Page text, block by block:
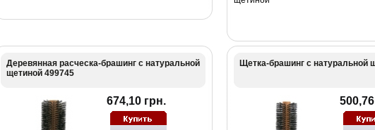
Деревянная расческа-брашинг с натуральной
щетиной 499745
674,10 грн.
Щетка-брашинг с натуральной